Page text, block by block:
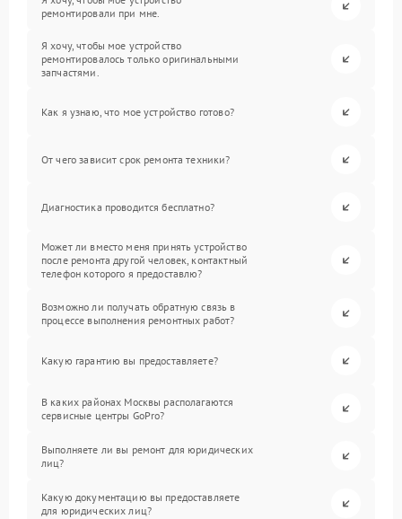
ремонтировали при мне.
Я хочу, чтобы мое устройство
ремонтировалось только оригинальными
запчастями.
Как я узнаю, что мое устройство готово?
От чего зависит срок ремонта техники?
Диагностика проводится бесплатно?
Может ли вместо меня принять устройство
после ремонта другой человек, контактный
телефон которого я предоставлю?
Возможно ли получать обратную связь в
процессе выполнения ремонтных работ?
Какую гарантию вы предоставляете?
В каких районах Москвы располагаются
сервисные центры GoPro?
Выполняете ли вы ремонт для юридических
лиц?
Какую документацию вы предоставляете
для юридических лиц?